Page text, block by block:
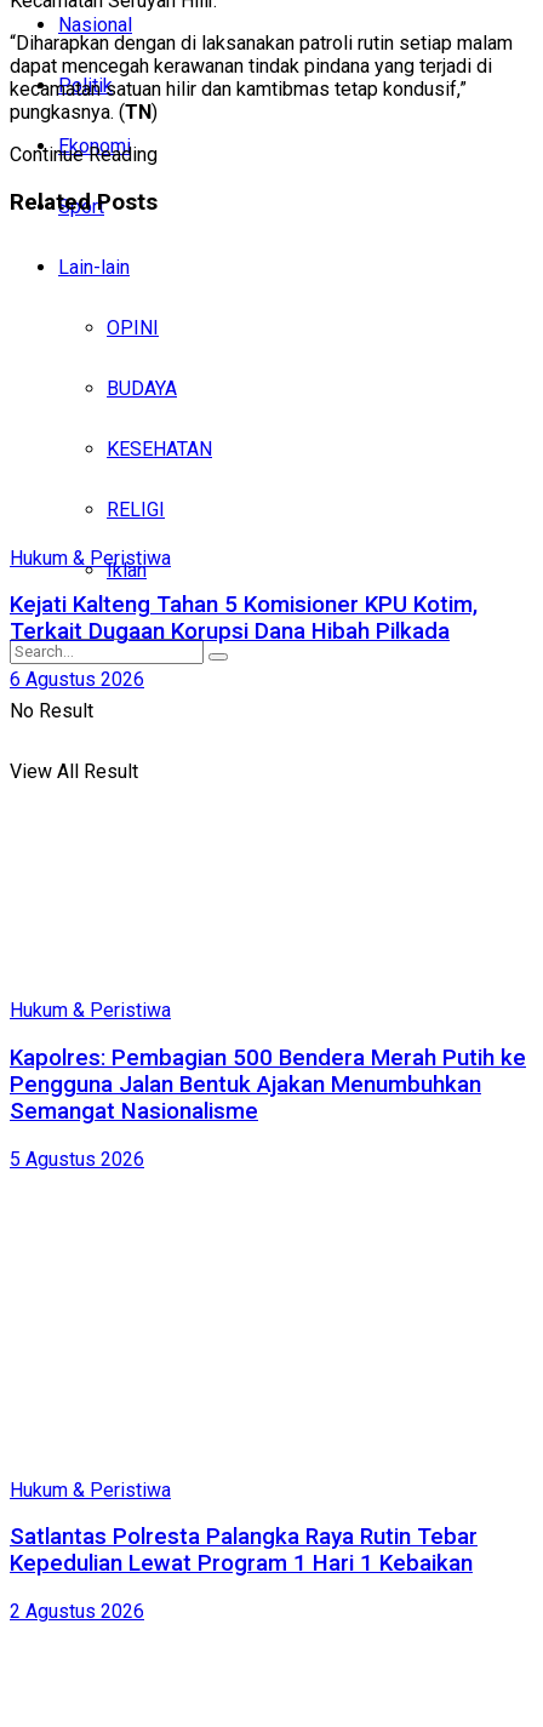
Nasional
Politik
Ekonomi
Sport
Lain-lain
OPINI
BUDAYA
KESEHATAN
RELIGI
Iklan
No Result
View All Result
“Diharapkan dengan di laksanakan patroli rutin setiap malam
dapat mencegah kerawanan tindak pindana yang terjadi di
kecamatan satuan hilir dan kamtibmas tetap kondusif,”
pungkasnya. (TN)
Continue Reading
RelatedPosts
Hukum & Peristiwa
Kejati Kalteng Tahan 5 Komisioner KPU Kotim,
Terkait Dugaan Korupsi Dana Hibah Pilkada
6 Agustus 2026
Hukum & Peristiwa
Kapolres: Pembagian 500 Bendera Merah Putih ke
Pengguna Jalan Bentuk Ajakan Menumbuhkan
Semangat Nasionalisme
5 Agustus 2026
Hukum & Peristiwa
Satlantas Polresta Palangka Raya Rutin Tebar
Kepedulian Lewat Program 1 Hari 1 Kebaikan
2 Agustus 2026